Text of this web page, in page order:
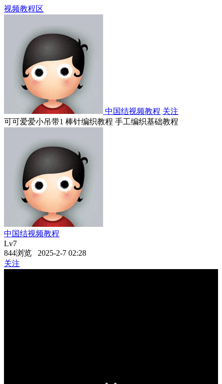
视频教程区
中国结视频教程 关注
可可爱爱小吊带1 棒针编织教程 手工编织基础教程
中国结视频教程
Lv7
844浏览 2025-2-7 02:28
关注